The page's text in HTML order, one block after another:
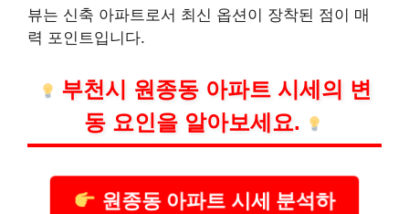
뷰는 신축 아파트로서 최신 옵션이 장착된 점이 매
력 포인트입니다.
부천시 원종동 아파트 시세의 변
동 요인을 알아보세요.
원종동 아파트 시세 분석하